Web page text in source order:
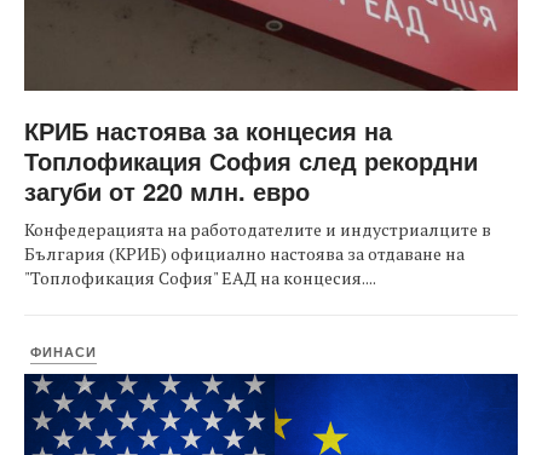
КРИБ настоява за концесия на
Топлофикация София след рекордни
загуби от 220 млн. евро
Конфедерацията на работодателите и индустриалците в
България (КРИБ) официално настоява за отдаване на
"Топлофикация София" ЕАД на концесия....
ФИНАСИ